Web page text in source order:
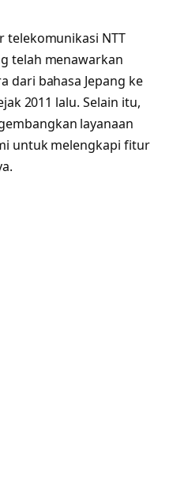
telekomunikasi NTT
telah menawarkan
dari bahasa Jepang ke
2011 lalu. Selain itu,
layanaan
untuk melengkapi fitur